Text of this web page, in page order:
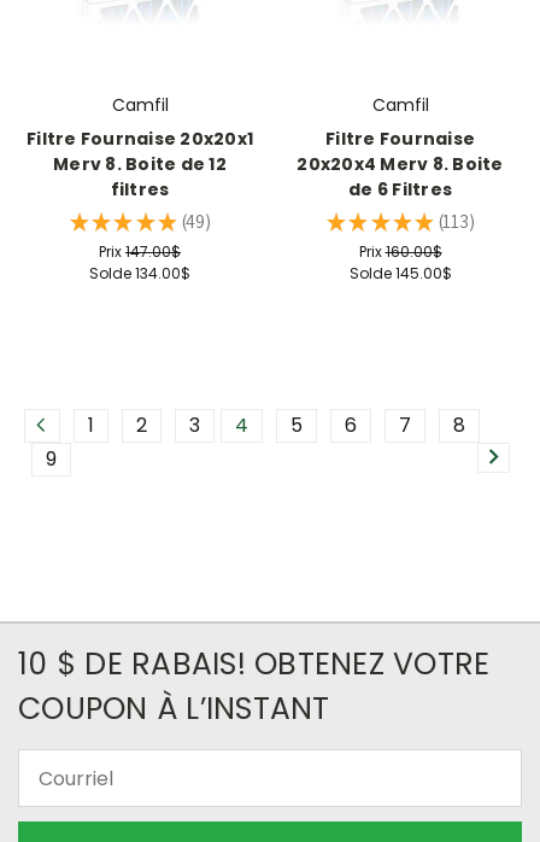
Camfil
Filtre Fournaise 20x20x1
Merv 8. Boite de 12
filtres
★ ★ ★ ★ ★ 49
49
Prix147.00$
Solde134.00$
Camfil
Filtre Fournaise
20x20x4 Merv 8. Boite
de 6 Filtres
★ ★ ★ ★ ★ 113
113
Prix160.00$
Solde145.00$
1 2 3 4 5 6 7
8
9
10 $ DE RABAIS! OBTENEZ VOTRE
COUPON À L’INSTANT